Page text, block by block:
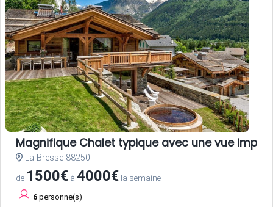
Magnifique Chalet typique avec une vue
La Bresse 88250
de 1500€ à 4000€ la semaine
6 personne(s)